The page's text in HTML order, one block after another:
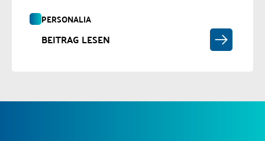
PERSONALIA
BEITRAG LESEN